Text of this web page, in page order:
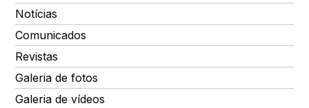
Notícias
Comunicados
Revistas
Galeria de fotos
Galeria de vídeos